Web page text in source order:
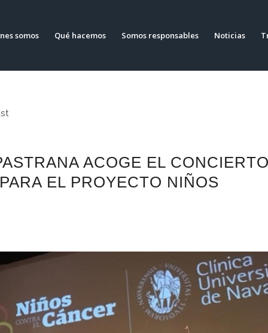
somos Qué hacemos Somos responsables Noticias
ACOGE EL
EL PROYECTO NIÑOS